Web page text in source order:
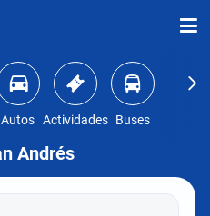
Autos Actividades Buses
Andrés